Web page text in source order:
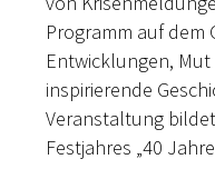
Programm auf dem
Entwicklungen,
inspirierende
Veranstaltung
Festjahres „40 Jahre